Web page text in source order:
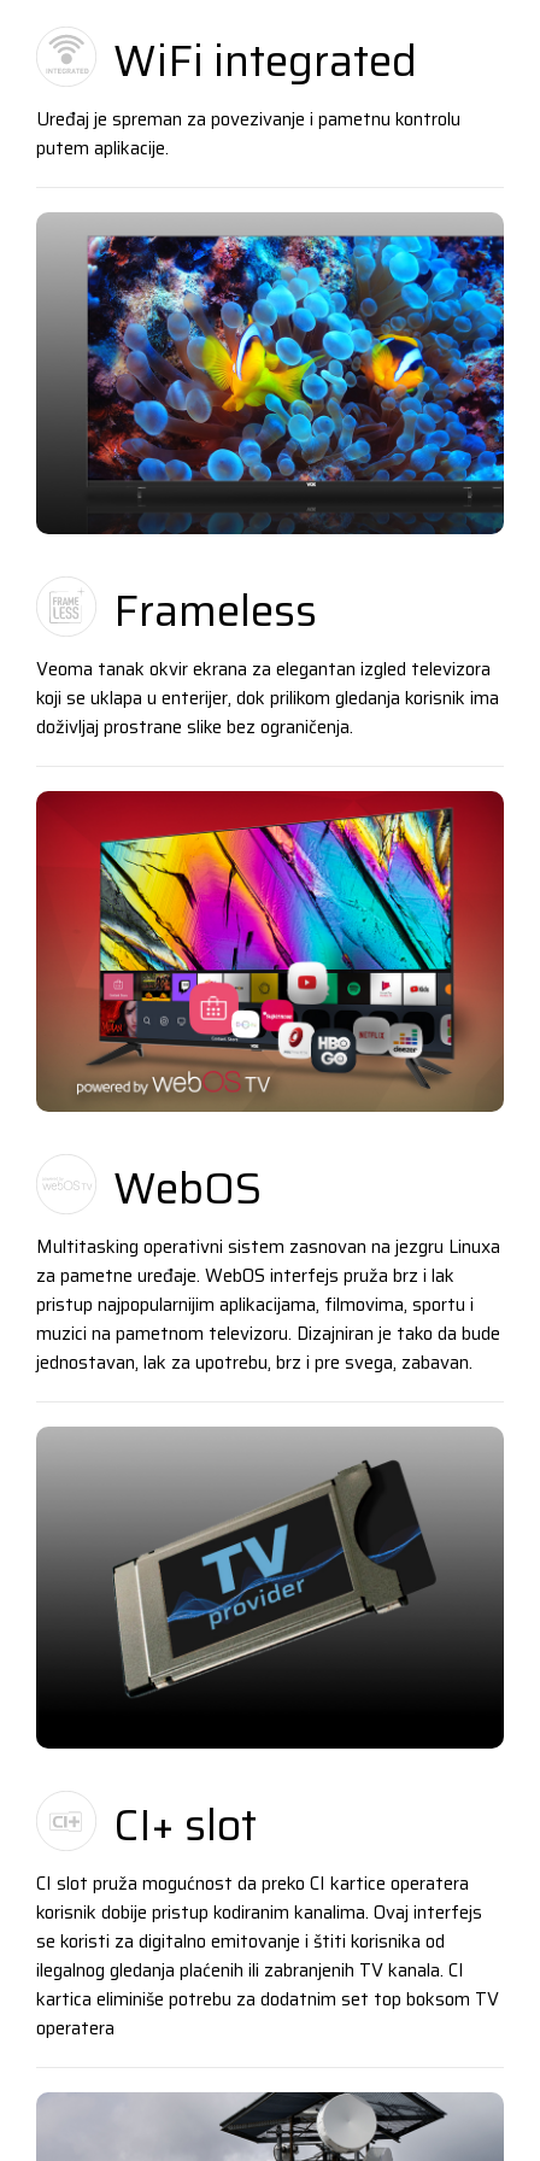
WiFi integrated
Uređaj je spreman za povezivanje i pametnu kontrolu
putem aplikacije.
Frameless
Veoma tanak okvir ekrana za elegantan izgled televizora
koji se uklapa u enterijer, dok prilikom gledanja korisnik ima
doživljaj prostrane slike bez ograničenja.
WebOS
Multitasking operativni sistem zasnovan na jezgru Linuxa
za pametne uređaje. WebOS interfejs pruža brz i lak
pristup najpopularnijim aplikacijama, filmovima, sportu i
muzici na pametnom televizoru. Dizajniran je tako da bude
jednostavan, lak za upotrebu, brz i pre svega, zabavan.
CI+ slot
CI slot pruža mogućnost da preko CI kartice operatera
korisnik dobije pristup kodiranim kanalima. Ovaj interfejs
se koristi za digitalno emitovanje i štiti korisnika od
ilegalnog gledanja plaćenih ili zabranjenih TV kanala. CI
kartica eliminiše potrebu za dodatnim set top boksom TV
operatera